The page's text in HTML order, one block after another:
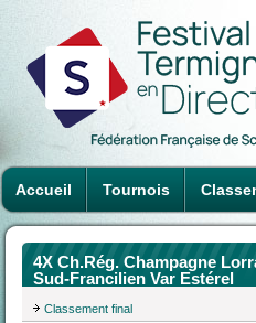
Accueil Tournois
4X Ch.Rég. Champagne
Sud-Francilien Var Estérel
Classement final